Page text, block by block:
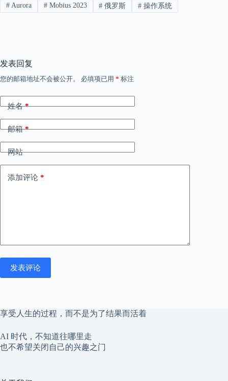
#Aurora #Mobius 2023 # 俄罗斯 # 操作系统
发表回复
您的邮箱地址不会被公开。 必填项已用 * 标注
姓名*
邮箱*
网站
添加评论 *
发表评论
享受人生的过程，而不是为了结果而活着
AI 时代，不知道往哪里走
也不希望关闭自己的兴趣之门